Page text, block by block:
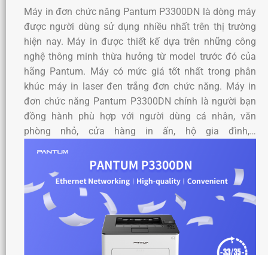
Máy in đơn chức năng Pantum P3300DN là dòng máy
được người dùng sử dụng nhiều nhất trên thị trường
hiện nay. Máy in được thiết kế dựa trên những công
nghệ thông minh thừa hưởng từ model trước đó của
hãng Pantum. Máy có mức giá tốt nhất trong phân
khúc máy in laser đen trắng đơn chức năng. Máy in
đơn chức năng Pantum P3300DN chính là người bạn
đồng hành phù hợp với người dùng cá nhân, văn
phòng nhỏ, cửa hàng in ấn, hộ gia đình,…